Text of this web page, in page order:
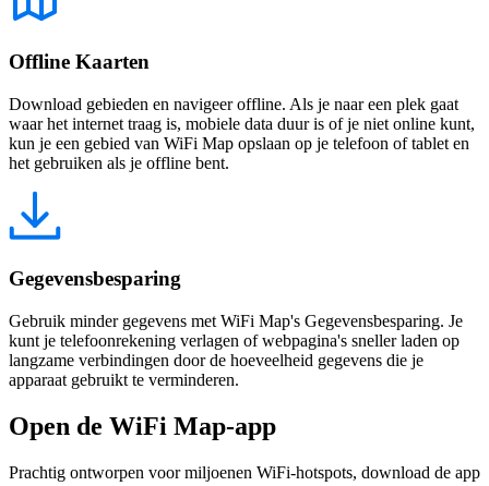
Offline Kaarten
Download gebieden en navigeer offline. Als je naar een plek gaat
waar het internet traag is, mobiele data duur is of je niet online kunt,
kun je een gebied van WiFi Map opslaan op je telefoon of tablet en
het gebruiken als je offline bent.
Gegevensbesparing
Gebruik minder gegevens met WiFi Map's Gegevensbesparing. Je
kunt je telefoonrekening verlagen of webpagina's sneller laden op
langzame verbindingen door de hoeveelheid gegevens die je
apparaat gebruikt te verminderen.
Open de WiFi Map-app
Prachtig ontworpen voor miljoenen WiFi-hotspots, download de app